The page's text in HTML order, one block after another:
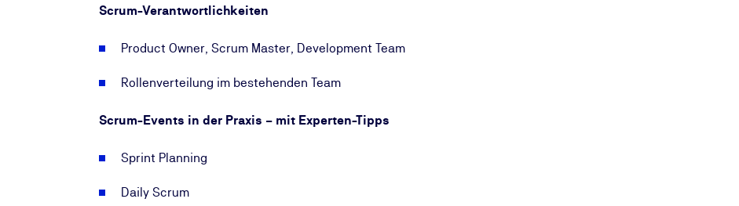
Scrum-Verantwortlichkeiten
Product Owner, Scrum Master, Development Team
Rollenverteilung im bestehenden Team
Scrum-Events in der Praxis – mit Experten-Tipps
Sprint Planning
Daily Scrum